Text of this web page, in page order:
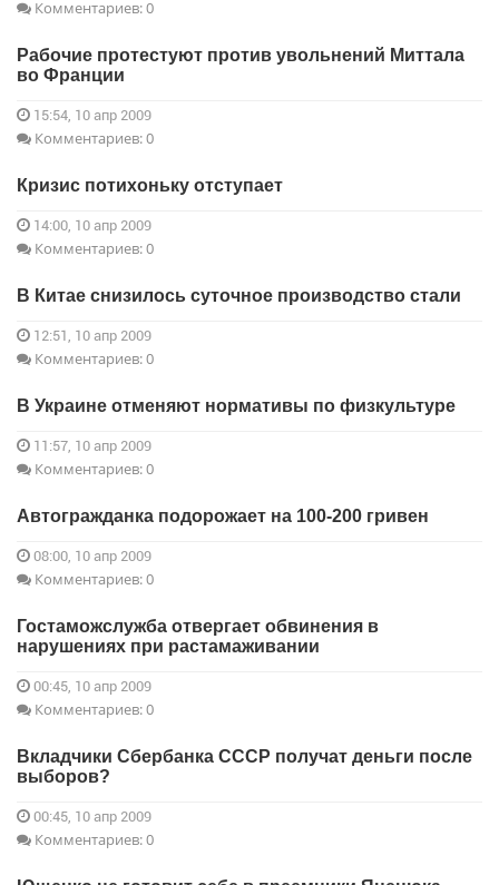
Комментариев: 0
Рабочие протестуют против увольнений Миттала
во Франции
15:54, 10 апр 2009
Комментариев: 0
Кризис потихоньку отступает
14:00, 10 апр 2009
Комментариев: 0
В Китае снизилось суточное производство стали
12:51, 10 апр 2009
Комментариев: 0
В Украине отменяют нормативы по физкультуре
11:57, 10 апр 2009
Комментариев: 0
Автогражданка подорожает на 100-200 гривен
08:00, 10 апр 2009
Комментариев: 0
Гостаможслужба отвергает обвинения в
нарушениях при растамаживании
00:45, 10 апр 2009
Комментариев: 0
Вкладчики Сбербанка СССР получат деньги после
выборов?
00:45, 10 апр 2009
Комментариев: 0